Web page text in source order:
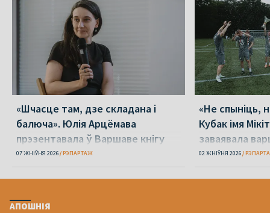
«Шчасце там, дзе складана і
балюча». Юлія Арцёмава
прэзентавала ў Варшаве кнігу
«Пока я искала слова»
07 ЖНІЎНЯ 2026 РЭПАРТАЖ
«Не спыніць,
Кубак імя
заваявала
02 ЖНІЎНЯ 2026
АПОШНІЯ